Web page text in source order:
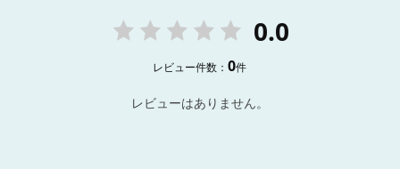
0.0
レビュー件数：0件
レビューはありません。